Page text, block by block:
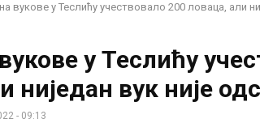
на вукове у Теслићу учествовало 200 ловаца, али
у Теслићу
ниједан вук није
- 09:13